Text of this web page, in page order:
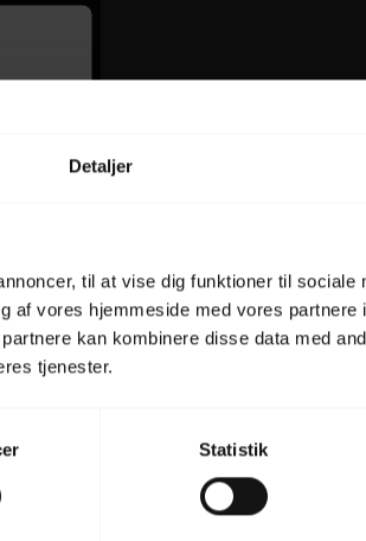
Detaljer
til at vise dig funktioner til sociale
af vores hjemmeside med vores partnere
kan kombinere disse data med
tjenester.
Statistik